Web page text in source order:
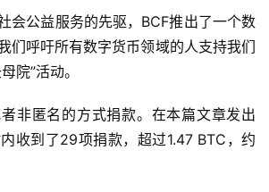
会公益服务的先驱，BCF推出了一个数
们呼吁所有数字货币领域的人支持我们
院”活动。
非匿名的方式捐款。在本篇文章发出
收到了29项捐款，超过1.47 BTC，约